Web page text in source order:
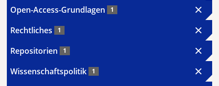
Open-Access-Grundlagen 1
Rechtliches 1
Repositorien 1
Wissenschaftspolitik 1